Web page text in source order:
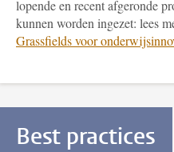
lopende en recent afgeronde
kunnen worden ingezet: lees
Grassfields voor
Best practices